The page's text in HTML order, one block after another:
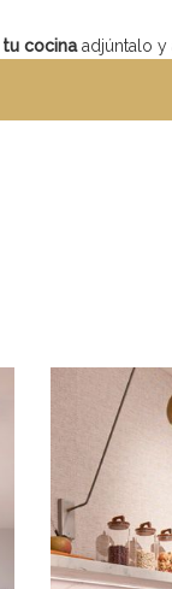
cocinaadjúntalo y